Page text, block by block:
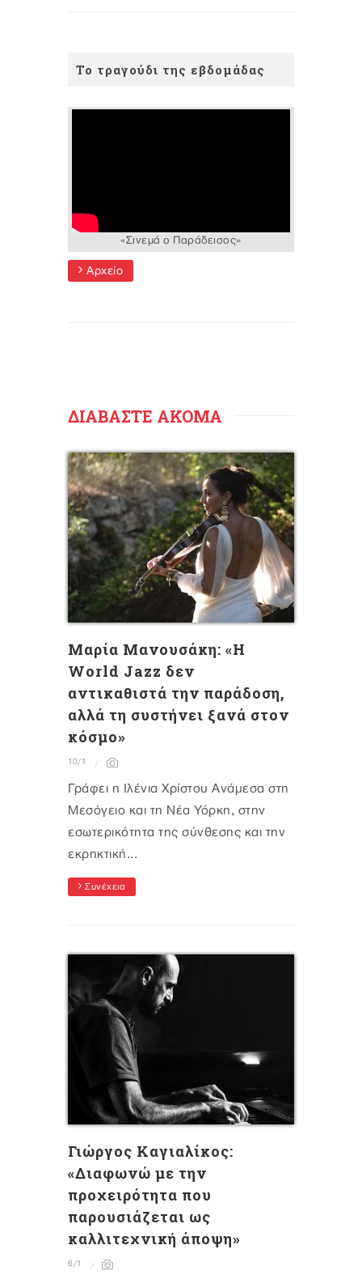
Το τραγούδι της εβδομάδας
«Σινεμά ο Παράδεισος»
Αρχείο
ΔΙΑΒΑΣΤΕ ΑΚΟΜΑ
Μαρία Μανουσάκη: «Η
World Jazz δεν
αντικαθιστά την παράδοση,
αλλά τη συστήνει ξανά στον
κόσμο»
10/1
Γράφει η Ιλένια Χρίστου Ανάμεσα στη
Μεσόγειο και τη Νέα Υόρκη, στην
εσωτερικότητα της σύνθεσης και την
εκρηκτική...
Συνέχεια
Γιώργος Καγιαλίκος:
«Διαφωνώ με την
προχειρότητα που
παρουσιάζεται ως
καλλιτεχνική άποψη»
6/1